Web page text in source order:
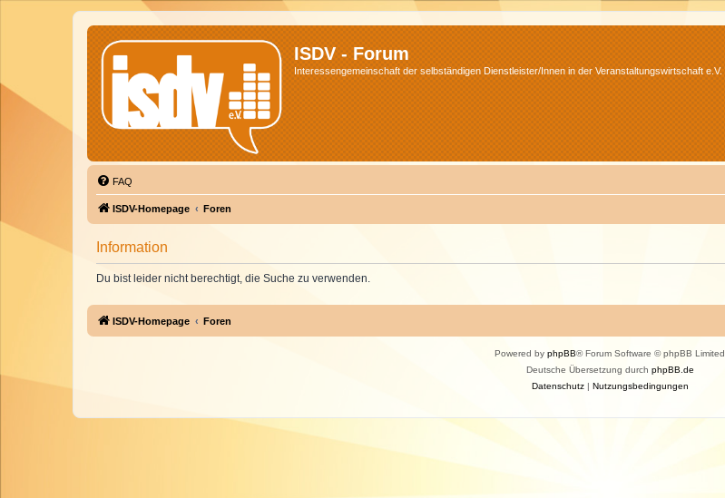
ISDV - Forum
Interessengemeinschaft der selbständigen Dienstleister/Innen in der Veranstaltungswirtschaft e.V.
FAQ
ISDV-Homepage Foren
Information
Du bist leider nicht berechtigt, die Suche zu verwenden.
ISDV-Homepage Foren
Powered by phpBB® Forum Software © phpBB Limited
Deutsche Übersetzung durch phpBB.de
Datenschutz| Nutzungsbedingungen